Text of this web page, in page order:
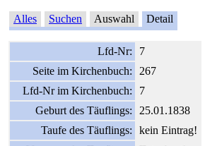
Alles Suchen Auswahl Detail
Lfd-Nr:
7
Seite im Kirchenbuch:
267
Lfd-Nr im Kirchenbuch:
7
Geburt des Täuflings:
25.01.1838
Taufe des Täuflings:
kein Eintrag!